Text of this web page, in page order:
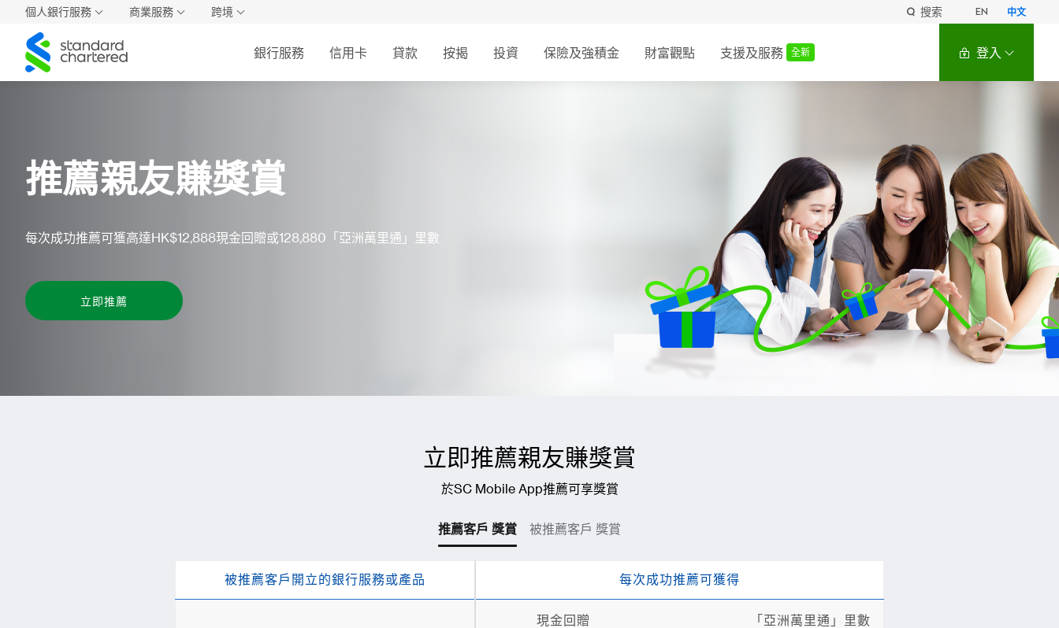
個人銀行服務 商業服務 跨境 搜索 EN 中文
Standard
Chartered
銀行服務 信用卡 貸款 按揭 投資 保險及強積金 財富觀點 支援及服務 全新 登入
推薦親友賺獎賞
每次成功推薦可獲高達HK$12,888現金回贈或128,880「亞洲萬里通」里數
立即推薦
立即推薦親友賺獎賞
於SC Mobile App推薦可享獎賞
推薦客戶 獎賞 被推薦客戶 獎賞
被推薦客戶開立的銀行服務或產品 每次成功推薦可獲得
現金回贈 「亞洲萬里通」里數